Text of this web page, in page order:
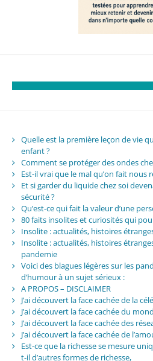
Quelle est la première leçon de vie
enfant ?
Comment se protéger des ondes
Est-il vrai que le mal qu’on fait nous
Et si garder du liquide chez soi
sécurité ?
Qu’est-ce qui fait la valeur d’une
80 faits insolites et curiosités qui
Insolite : actualités, histoires
Insolite : actualités, histoires
pandemie
Voici des blagues légères sur les
d’humour à un sujet sérieux :
A PROPOS – DISCLAIMER
J’ai découvert la face cachée de la
J’ai découvert la face cachée du
J’ai découvert la face cachée des
J’ai découvert la face cachée de
Est-ce que la richesse se mesure
t-il d’autres formes de richesse,